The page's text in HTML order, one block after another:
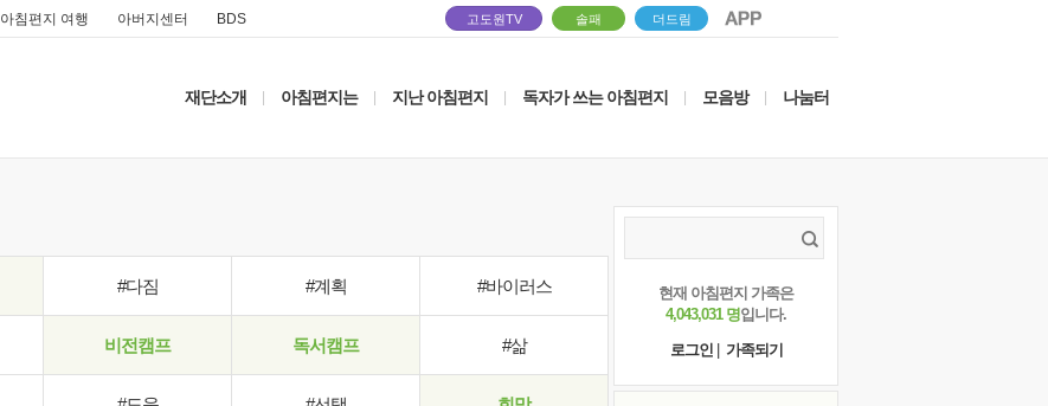
아침편지 여행 아버지센터 BDS 고도원TV 솔패 더드림
재단소개 아침편지는 지난 아침편지 독자가 쓰는 아침편지 모음방 나눔터
#다짐 #계획 #바이러스
비전캠프 독서캠프 #삶
현재 아침편지 가족은
4,043,031 명입니다.
로그인
가족되기